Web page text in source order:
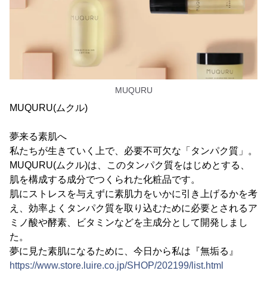
MUQURU
MUQURU(ムクル)
夢来る素肌へ
私たちが生きていく上で、必要不可欠な「タンパク質」。
MUQURU(ムクル)は、このタンパク質をはじめとする、
肌を構成する成分でつくられた化粧品です。
肌にストレスを与えずに素肌力をいかに引き上げるかを考
え、効率よくタンパク質を取り込むために必要とされるア
ミノ酸や酵素、ビタミンなどを主成分として開発しまし
た。
夢に見た素肌になるために、今日から私は『無垢る』
https://www.store.luire.co.jp/SHOP/202199/list.html